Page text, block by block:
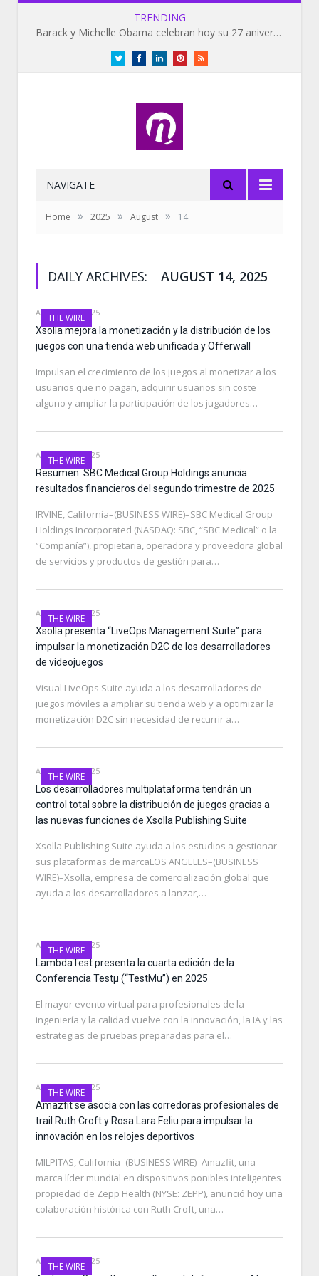
TRENDING
Barack y Michelle Obama celebran hoy su 27 aniversario de bodas
TwitterFacebookLinkedInPinterestRSS
NAVIGATE
Home » 2025 » August » 14
DAILY ARCHIVES: AUGUST 14, 2025
THE WIRE
AUGUST 14, 2025
Xsolla mejora la monetización y la distribución de los
juegos con una tienda web unificada y Offerwall
Impulsan el crecimiento de los juegos al monetizar a los
usuarios que no pagan, adquirir usuarios sin coste
alguno y ampliar la participación de los jugadores…
THE WIRE
AUGUST 14, 2025
Resumen: SBC Medical Group Holdings anuncia
resultados financieros del segundo trimestre de 2025
IRVINE, California–(BUSINESS WIRE)–SBC Medical Group
Holdings Incorporated (NASDAQ: SBC, “SBC Medical” o la
“Compañía”), propietaria, operadora y proveedora global
de servicios y productos de gestión para…
THE WIRE
AUGUST 14, 2025
Xsolla presenta “LiveOps Management Suite” para
impulsar la monetización D2C de los desarrolladores
de videojuegos
Visual LiveOps Suite ayuda a los desarrolladores de
juegos móviles a ampliar su tienda web y a optimizar la
monetización D2C sin necesidad de recurrir a…
THE WIRE
AUGUST 14, 2025
Los desarrolladores multiplataforma tendrán un
control total sobre la distribución de juegos gracias a
las nuevas funciones de Xsolla Publishing Suite
Xsolla Publishing Suite ayuda a los estudios a gestionar
sus plataformas de marcaLOS ANGELES–(BUSINESS
WIRE)–Xsolla, empresa de comercialización global que
ayuda a los desarrolladores a lanzar,…
THE WIRE
AUGUST 14, 2025
LambdaTest presenta la cuarta edición de la
Conferencia Testµ (“TestMu”) en 2025
El mayor evento virtual para profesionales de la
ingeniería y la calidad vuelve con la innovación, la IA y las
estrategias de pruebas preparadas para el…
THE WIRE
AUGUST 14, 2025
Amazfit se asocia con las corredoras profesionales de
trail Ruth Croft y Rosa Lara Feliu para impulsar la
innovación en los relojes deportivos
MILPITAS, California–(BUSINESS WIRE)–Amazfit, una
marca líder mundial en dispositivos ponibles inteligentes
propiedad de Zepp Health (NYSE: ZEPP), anunció hoy una
colaboración histórica con Ruth Croft, una…
THE WIRE
AUGUST 14, 2025